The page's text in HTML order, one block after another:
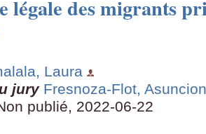
légale des migrants
Laura
jury Fresnoza-Flot, Asuncion
publié, 2022-06-22